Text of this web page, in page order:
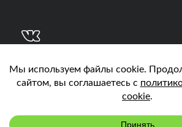
Подключить
Кислород